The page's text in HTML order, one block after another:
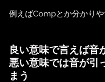
例えばCompとか分かりや
良い意味で言えば音
悪い意味では音が引
まう